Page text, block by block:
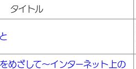
タイトル
めざして～インターネット上の